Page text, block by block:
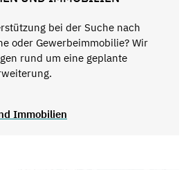
bei der Suche nach
oder Gewerbeimmobilie? Wir
rund um eine geplante
Immobilien